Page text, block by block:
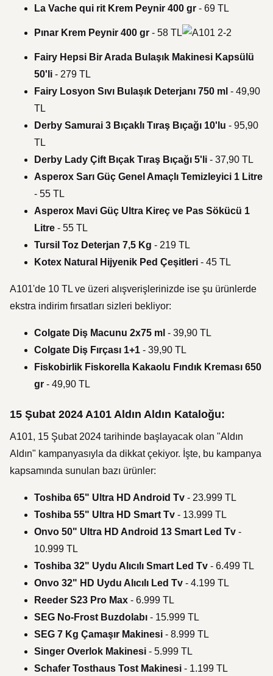
La Vache qui rit Krem Peynir 400 gr - 69 TL
Pınar Krem Peynir 400 gr - 58 TL
Fairy Hepsi Bir Arada Bulaşık Makinesi Kapsülü
50'li - 279 TL
Fairy Losyon Sıvı Bulaşık Deterjanı 750 ml - 49,90
TL
Derby Samurai 3 Bıçaklı Tıraş Bıçağı 10'lu - 95,90
TL
Derby Lady Çift Bıçak Tıraş Bıçağı 5'li - 37,90 TL
Asperox Sarı Güç Genel Amaçlı Temizleyici 1 Litre
- 55 TL
Asperox Mavi Güç Ultra Kireç ve Pas Sökücü 1
Litre - 55 TL
Tursil Toz Deterjan 7,5 Kg - 219 TL
Kotex Natural Hijyenik Ped Çeşitleri - 45 TL
A101'de 10 TL ve üzeri alışverişlerinizde ise şu ürünlerde
ekstra indirim fırsatları sizleri bekliyor:
Colgate Diş Macunu 2x75 ml - 39,90 TL
Colgate Diş Fırçası 1+1 - 39,90 TL
Fiskobirlik Fiskorella Kakaolu Fındık Kreması 650
gr - 49,90 TL
15 Şubat 2024 A101 Aldın Aldın Kataloğu:
A101, 15 Şubat 2024 tarihinde başlayacak olan "Aldın
Aldın" kampanyasıyla da dikkat çekiyor. İşte, bu kampanya
kapsamında sunulan bazı ürünler:
Toshiba 65" Ultra HD Android Tv - 23.999 TL
Toshiba 55" Ultra HD Smart Tv - 13.999 TL
Onvo 50" Ultra HD Android 13 Smart Led Tv -
10.999 TL
Toshiba 32" Uydu Alıcılı Smart Led Tv - 6.499 TL
Onvo 32" HD Uydu Alıcılı Led Tv - 4.199 TL
Reeder S23 Pro Max - 6.999 TL
SEG No-Frost Buzdolabı - 15.999 TL
SEG 7 Kg Çamaşır Makinesi - 8.999 TL
Singer Overlok Makinesi - 5.999 TL
Schafer Tosthaus Tost Makinesi - 1.199 TL